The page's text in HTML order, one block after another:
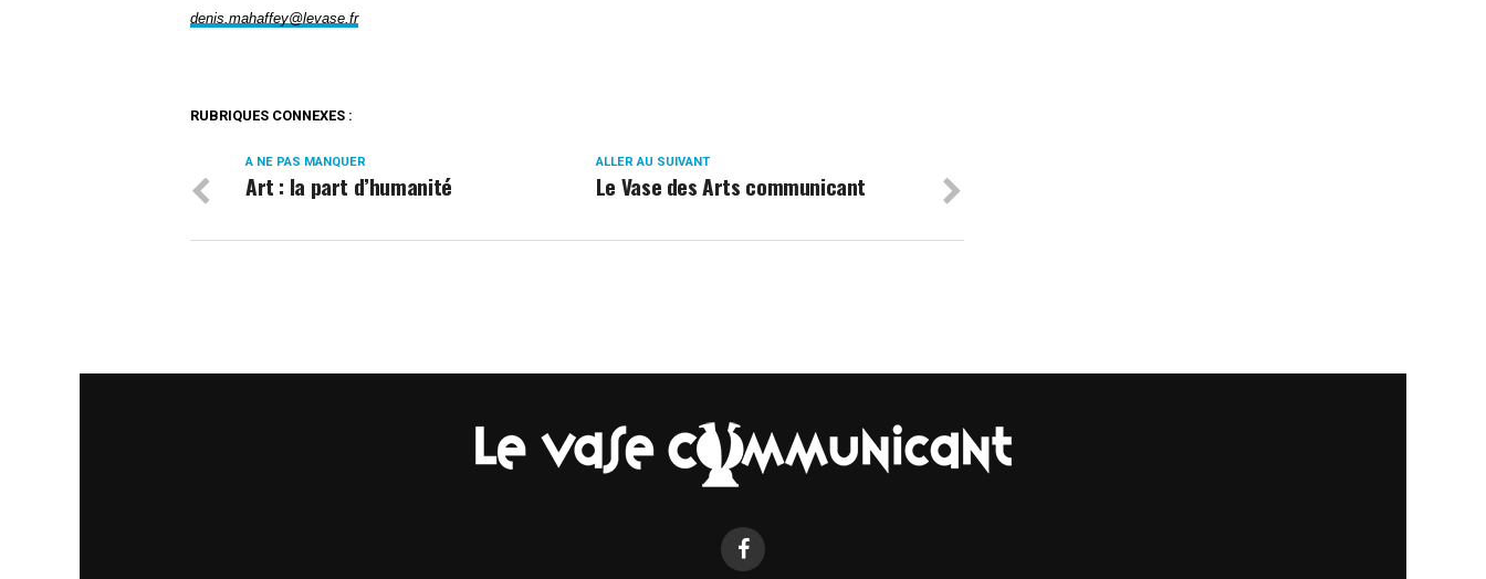
denis.mahaffey@levase.fr
RUBRIQUES CONNEXES :
ALLER AU SUIVANT
Le Vase des Arts communicant
A NE PAS MANQUER
Art : la part d’humanité